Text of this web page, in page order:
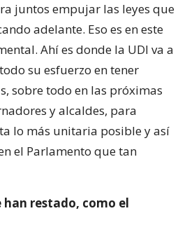
juntos empujar las leyes que
adelante. Eso es en este
Ahí es donde la UDI va a
su esfuerzo en tener
sobre todo en las próximas
y alcaldes, para
lo más unitaria posible y así
el Parlamento que tan
han restado, como el